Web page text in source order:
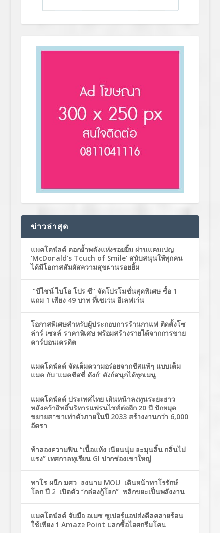
ข่าวล่าสุด
แมคโดนัลด์ ตอกย้ำพลังแห่งรอยยิ้ม ผ่านแคมเปญ
‘McDonald’s Touch of Smile’ สนับสนุนให้ทุกคน
ได้มีโอกาสสัมผัสความสุขผ่านรอยยิ้ม
“บีไชน์ ไบโอ โปร ซี” จัดโปรโมชั่นสุดพิเศษ ซื้อ 1
แถม 1 เพียง 49 บาท ที่เซเว่น อีเลฟเว่น
โอกาสพิเศษสำหรับผู้ประกอบการร้านกาแฟ ติดตั้งโซ
ล่าร์ เซลล์ ราคาพิเศษ พร้อมสร้างรายได้จากการขาย
คาร์บอนเครดิต
แมคโดนัลด์ จัดเต็มความอร่อยจากชีสแท้ๆ แบบเต็ม
แมค กับ ‘แมคชีสซี่ ดังก์’ ดังก์สนุกได้ทุกเมนู
แมคโดนัลด์ ประเทศไทย เดินหน้าลงทุนระยะยาว
หลังคว้าสิทธิ์บริหารแฟรนไชส์ต่ออีก 20 ปี ปักหมุด
ขยายสาขาเท่าตัวภายในปี 2033 สร้างงานกว่า 6,000
อัตรา
ท้าลองความฟิน “เนื้อแห้ง เนียนนุ่ม ละมุนลิ้น กลิ่นไม่
แรง” เทศกาลทุเรียน GI ปากช่องเขาใหญ่
ทาโร ผนึก มศว ลงนาม MOU เดินหน้าทาโรรักษ์
โลก ปี 2 เปิดตัว “กล่องกู้โลก” พลิกขยะเป็นพลังงาน
แมคโดนัลด์ จับมือ อเมซ ซูเปอร์แอปส่งดีลคลายร้อน
ใช้เพียง 1 Amaze Point แลกซื้อไอศกรีมโคน